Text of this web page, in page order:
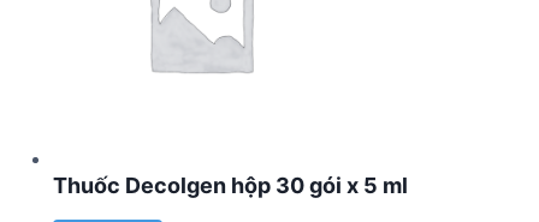
Thuốc Decolgen hộp 30 gói x 5 ml